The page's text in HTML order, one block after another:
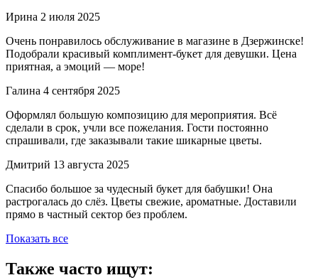
Ирина 2 июля 2025
Очень понравилось обслуживание в магазине в Дзержинске!
Подобрали красивый комплимент-букет для девушки. Цена
приятная, а эмоций — море!
Галина 4 сентября 2025
Оформлял большую композицию для мероприятия. Всё
сделали в срок, учли все пожелания. Гости постоянно
спрашивали, где заказывали такие шикарные цветы.
Дмитрий 13 августа 2025
Спасибо большое за чудесный букет для бабушки! Она
растрогалась до слёз. Цветы свежие, ароматные. Доставили
прямо в частный сектор без проблем.
Показать все
Также часто ищут: